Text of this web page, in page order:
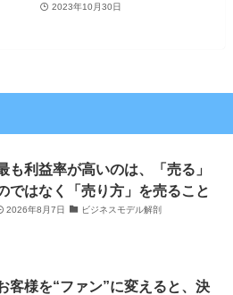
2023年10月30日
も利益率が高いのは、「売る」
ではなく「売り方」を売ること
2026年8月7日 ビジネスモデル解剖
客様を“ファン”に変えると、決